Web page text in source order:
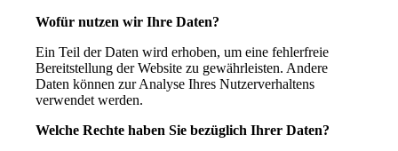
Wofür nutzen wir Ihre Daten?
Ein Teil der Daten wird erhoben, um eine fehlerfreie
Bereitstellung der Website zu gewährleisten. Andere
Daten können zur Analyse Ihres Nutzerverhaltens
verwendet werden.
Welche Rechte haben Sie bezüglich Ihrer Daten?